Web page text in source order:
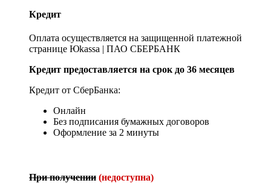
Кредит
Оплата осуществляется на защищенной платежной
странице Юkassa | ПАО СБЕРБАНК
Кредит предоставляется на срок до 36 месяцев
Кредит от СберБанка:
Онлайн
Без подписания бумажных договоров
Оформление за 2 минуты
При получении (недоступна)